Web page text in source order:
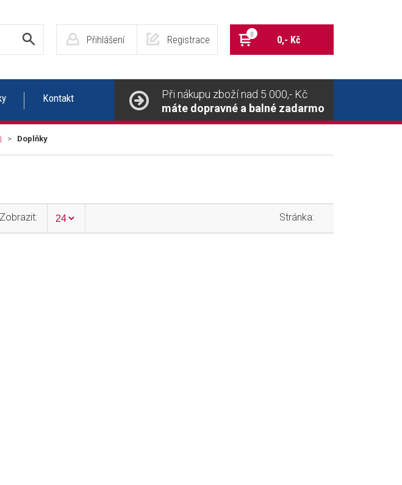
Přihlášení Registrace 0 0,- Kč
Při nákupu zboží nad 5 000,- Kč
máte dopravné a balné zadarmo
Kontakt
> Doplňky
Zobrazit: Stránka: